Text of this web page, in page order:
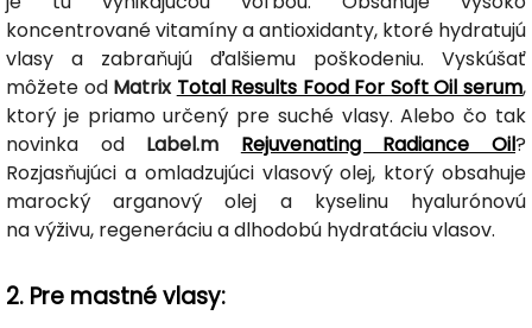
koncentrované vitamíny a antioxidanty, ktoré hydratujú
vlasy a zabraňujú ďalšiemu poškodeniu. Vyskúšať
môžete od Matrix Total Results Food For Soft Oil serum,
ktorý je priamo určený pre suché vlasy. Alebo čo tak
novinka od Label.m Rejuvenating Radiance Oil?
Rozjasňujúci a omladzujúci vlasový olej, ktorý obsahuje
marocký arganový olej a kyselinu hyalurónovú
na výživu, regeneráciu a dlhodobú hydratáciu vlasov.
2. Pre mastné vlasy: